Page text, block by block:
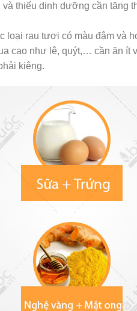
thiếu dinh dưỡng cần tăng
loại rau tươi có màu đậm và
cao như lê, quýt,… cần ăn ít
kiêng.